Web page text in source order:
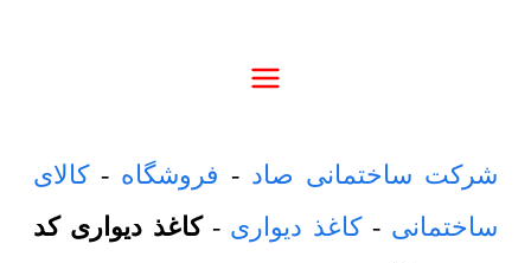
شرکت ساختمانی صاد - فروشگاه -کالای
ساختمانی -کاغذ دیواری -کاغذ دیواری کد